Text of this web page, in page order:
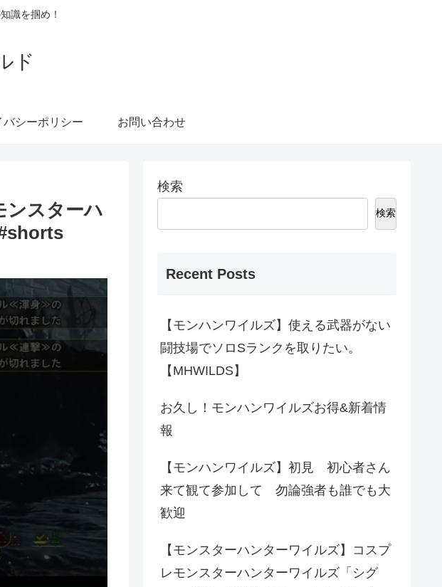
識を掴め！
ド
バシーポリシー お問い合わせ
ンスターハ
検索
検索
Recent Posts
【モンハンワイルズ】使える武器がない
闘技場でソロSランクを取りたい。
【MHWILDS】
お久し！モンハンワイルズお得&新着情
報
【モンハンワイルズ】初見 初心者さん
来て観て参加して 勿論強者も誰でも大
歓迎
【モンスターハンターワイルズ】コスプ
レモンスターハンターワイルズ「シグ